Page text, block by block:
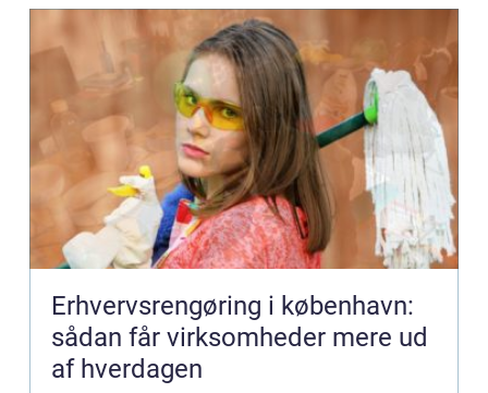
Erhvervsrengøring i københavn:
sådan får virksomheder mere ud
af hverdagen